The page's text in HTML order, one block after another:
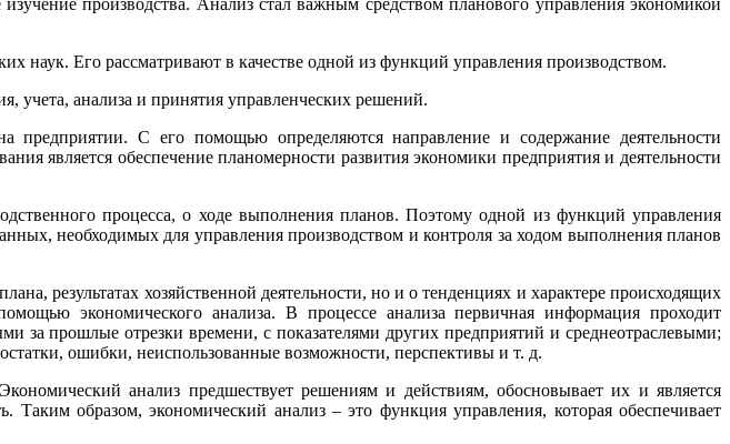
наук. Его рассматривают в качестве одной из функций управления производством.
учета, анализа и принятия управленческих решений.
С его помощью определяются направление и содержание деятельности
является обеспечение планомерности развития экономики предприятия и деятельности
процесса, о ходе выполнения планов. Поэтому одной из функций управления
необходимых для управления производством и контроля за ходом выполнения планов
результатах хозяйственной деятельности, но и о тенденциях и характере происходящих
экономического анализа. В процессе анализа первичная информация проходит
за прошлые отрезки времени, с показателями других предприятий и среднеотраслевыми;
ошибки, неиспользованные возможности, перспективы и т. д.
анализ предшествует решениям и действиям, обосновывает их и является
Таким образом, экономический анализ – это функция управления, которая обеспечивает